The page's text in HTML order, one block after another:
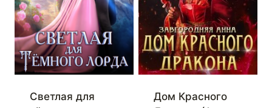
Светлая для
Дом Красного